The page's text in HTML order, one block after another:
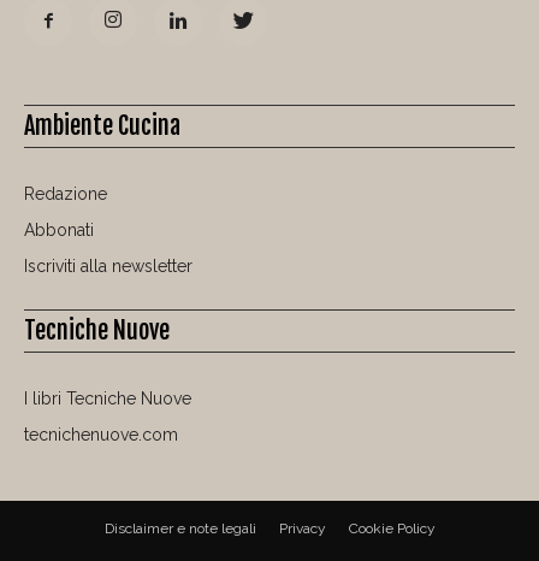
Ambiente Cucina
Redazione
Abbonati
Iscriviti alla newsletter
Tecniche Nuove
I libri Tecniche Nuove
tecnichenuove.com
Disclaimer e note legali Privacy Cookie Policy